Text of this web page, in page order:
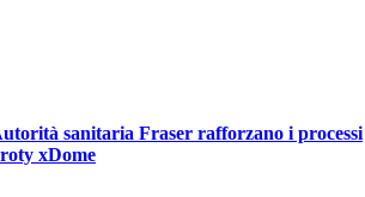
sanitaria Fraser rafforzano i processi
xDome